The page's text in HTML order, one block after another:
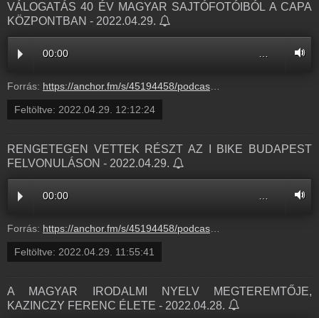
VÁLOGATÁS 40 ÉV MAGYAR SAJTÓFOTÓIBÓL A CAPA
KÖZPONTBAN - 2022.04.29.
00:00
Forrás: https://anchor.fm/s/45194458/podcast/play/51273184/https%3A%2F%2Fd3ctxlq1ktw2nl.cloudfront.net%2Fproduction%2Fexports%2F45194458%2F51273184%2F2e6f33d1e5e22f6cfbcda3aa606b980b.m4a
Feltöltve: 2022.04.29. 12:12:24
RENGETEGEN VETTEK RÉSZT AZ I BIKE BUDAPEST
FELVONULÁSON - 2022.04.29.
00:00
Forrás: https://anchor.fm/s/45194458/podcast/play/51272781/https%3A%2F%2Fd3ctxlq1ktw2nl.cloudfront.net%2Fstaging%2F2022-3-29%2F262517924-44100-2-cb6644d939157.m4a
Feltöltve: 2022.04.29. 11:55:41
A MAGYAR IRODALMI NYELV MEGTEREMTŐJE,
KAZINCZY FERENC ÉLETE - 2022.04.28.